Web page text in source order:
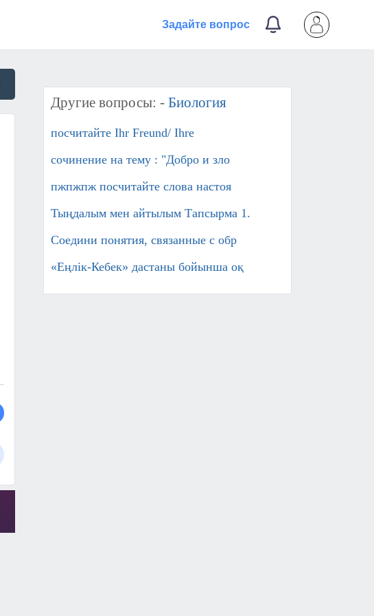
Задайте вопрос
Другие вопросы: - Биология
посчитайте Ihr Freund/ Ihre
сочинение на тему : "Добро и зло
пжпжпж посчитайте слова настоя
Тыңдалым мен айтылым Тапсырма 1.
Соедини понятия, связанные с обр
«Еңлік-Кебек» дастаны бойынша оқ